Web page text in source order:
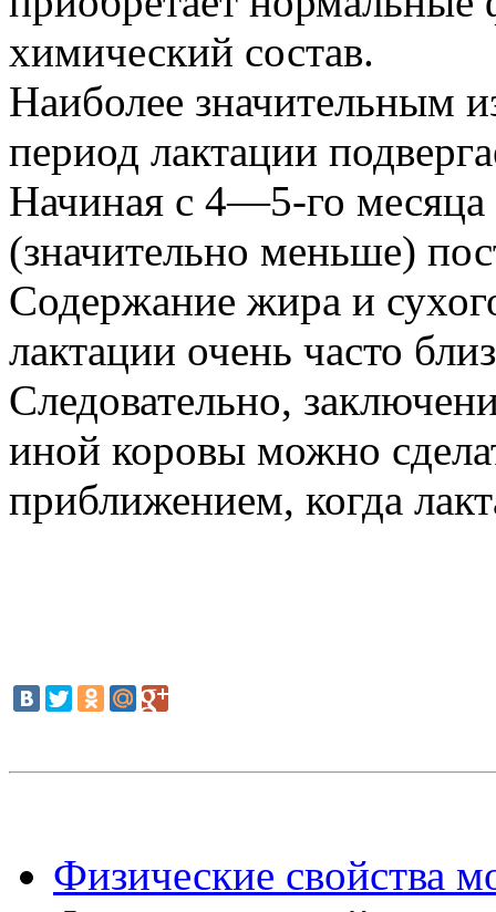
химический состав.
Наиболее значительным
период лактации
Начиная с 4—5-го
(значительно меньше)
Содержание жира и
лактации очень часто
Следовательно,
иной коровы можно
приближением, когда
Физические свойства